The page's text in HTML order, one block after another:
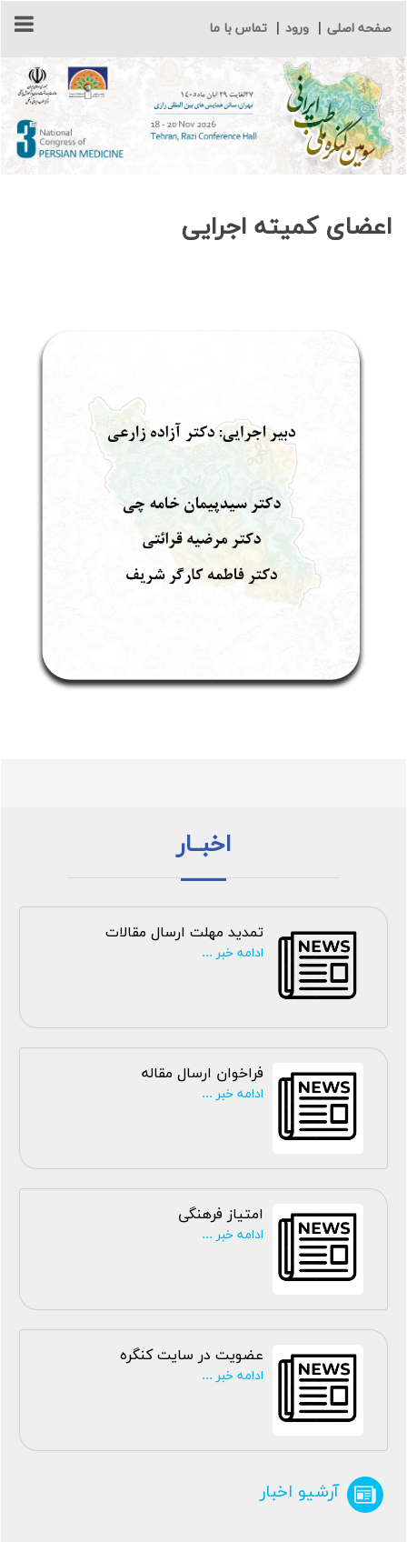
صفحه اصلی ورود تماس با ما
اعضای کمیته اجرایی
اخبــار
تمدید مهلت ارسال مقالات
ادامه خبر ...
فراخوان ارسال مقاله
ادامه خبر ...
امتیاز فرهنگی
ادامه خبر ...
عضویت در سایت کنگره
ادامه خبر ...
آرشیو اخبار